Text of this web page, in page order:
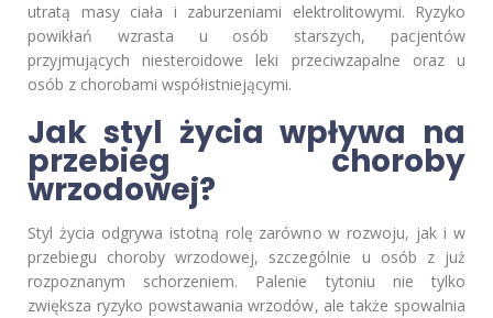
utratą masy ciała i zaburzeniami elektrolitowymi. Ryzyko
powikłań wzrasta u osób starszych, pacjentów
przyjmujących niesteroidowe leki przeciwzapalne oraz u
osób z chorobami współistniejącymi.
Jak styl życia wpływa na
przebieg choroby
wrzodowej?
Styl życia odgrywa istotną rolę zarówno w rozwoju, jak i w
przebiegu choroby wrzodowej, szczególnie u osób z już
rozpoznanym schorzeniem. Palenie tytoniu nie tylko
zwiększa ryzyko powstawania wrzodów, ale także spowalnia